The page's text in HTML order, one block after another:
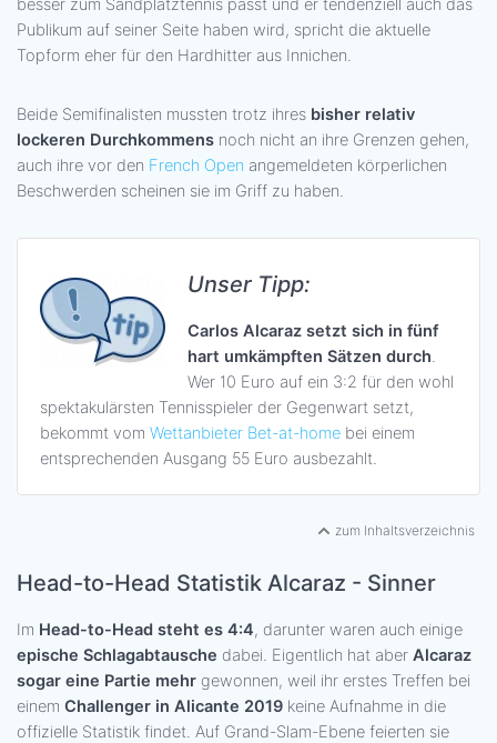
besser zum Sandplatztennis passt und er tendenziell auch das
Publikum auf seiner Seite haben wird, spricht die aktuelle
Topform eher für den Hardhitter aus Innichen.
Beide Semifinalisten mussten trotz ihres bisher relativ
lockeren Durchkommens noch nicht an ihre Grenzen gehen,
auch ihre vor den French Open angemeldeten körperlichen
Beschwerden scheinen sie im Griff zu haben.
Unser Tipp:
Carlos Alcaraz setzt sich in fünf
hart umkämpften Sätzen durch.
Wer 10 Euro auf ein 3:2 für den wohl
spektakulärsten Tennisspieler der Gegenwart setzt,
bekommt vom Wettanbieter Bet-at-home bei einem
entsprechenden Ausgang 55 Euro ausbezahlt.
zum Inhaltsverzeichnis
Head-to-Head Statistik Alcaraz - Sinner
Im Head-to-Head steht es 4:4, darunter waren auch einige
epische Schlagabtausche dabei. Eigentlich hat aber Alcaraz
sogar eine Partie mehr gewonnen, weil ihr erstes Treffen bei
einem Challenger in Alicante 2019 keine Aufnahme in die
offizielle Statistik findet. Auf Grand-Slam-Ebene feierten sie